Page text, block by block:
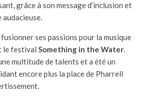
grâce à son message d’inclusion et
ses passions pour la musique
le festival Something in the Water.
multitude de talents et a été un
encore plus la place de Pharrell